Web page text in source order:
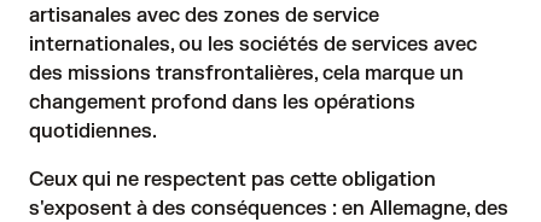
artisanales avec des zones de service
internationales, ou les sociétés de services avec
des missions transfrontalières, cela marque un
changement profond dans les opérations
quotidiennes.
Ceux qui ne respectent pas cette obligation
s'exposent à des conséquences : en Allemagne, des